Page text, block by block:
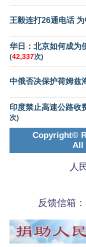
王毅连打26通电话
华日：北京如何成为
(42,337次)
中俄否决保护荷姆兹
印度禁止高速公路收
次)
Copyright©
All
人
反馈信箱：